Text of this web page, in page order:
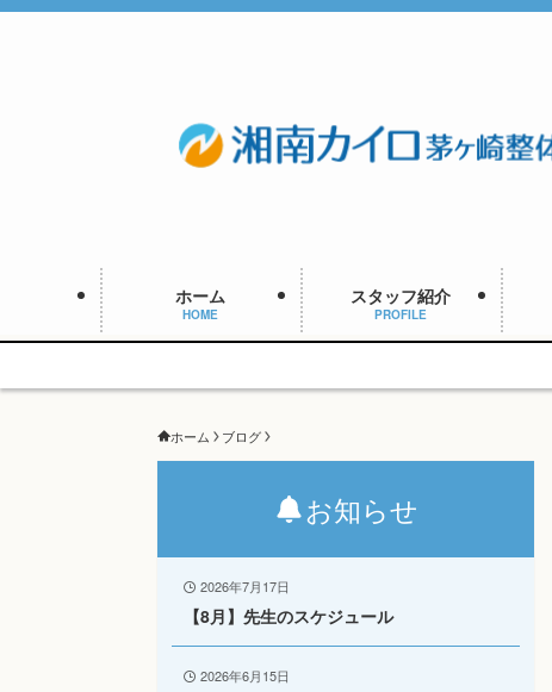
ホーム
HOME
スタッフ紹介
PROFILE
ホーム ブログ
お知らせ
2026年7月17日
【8月】先生のスケジュール
2026年6月15日